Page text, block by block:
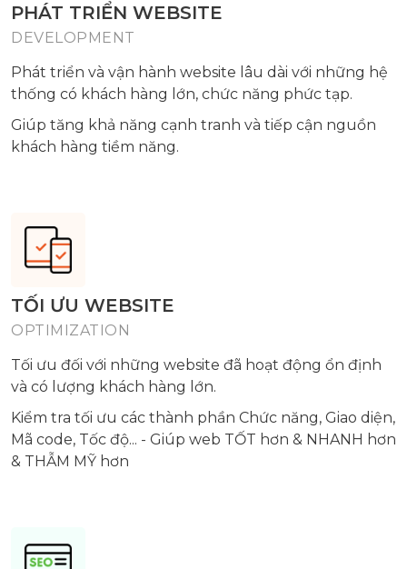
PHÁT TRIỂN WEBSITE
DEVELOPMENT
Phát triển và vận hành website lâu dài với những hệ
thống có khách hàng lớn, chức năng phức tạp.
Giúp tăng khả năng cạnh tranh và tiếp cận nguồn
khách hàng tiềm năng.
TỐI ƯU WEBSITE
OPTIMIZATION
Tối ưu đối với những website đã hoạt động ổn định
và có lượng khách hàng lớn.
Kiểm tra tối ưu các thành phần Chức năng, Giao diện,
Mã code, Tốc độ... - Giúp web TỐT hơn & NHANH hơn
& THẪM MỸ hơn